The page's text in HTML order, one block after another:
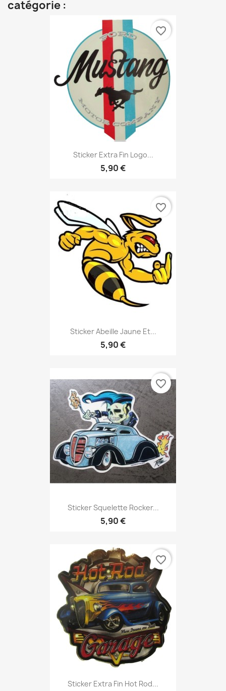
catégorie :
Sticker Extra Fin Logo...
5,90 €
favorite_border
Sticker Abeille Jaune Et...
5,90 €
favorite_border
Sticker Squelette Rocker...
5,90 €
favorite_border
Sticker Extra Fin Hot Rod...
favorite_border